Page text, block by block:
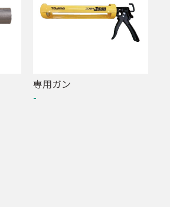
専用ガン
-